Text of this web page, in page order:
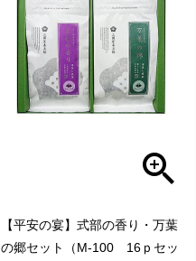
【平安の宴】式部の香り・万葉
の郷セット（M-100 16ｐセッ